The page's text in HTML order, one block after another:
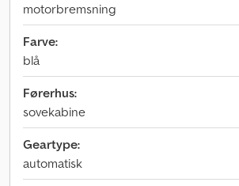
motorbremsning
Farve:
blå
Førerhus:
sovekabine
Geartype:
automatisk